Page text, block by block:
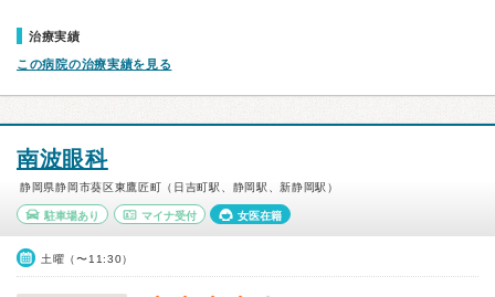
治療実績
この病院の治療実績を見る
南波眼科
静岡県静岡市葵区東鷹匠町（日吉町駅、静岡駅、新静岡駅）
駐車場あり マイナ受付 女医在籍
土曜（〜11:30）